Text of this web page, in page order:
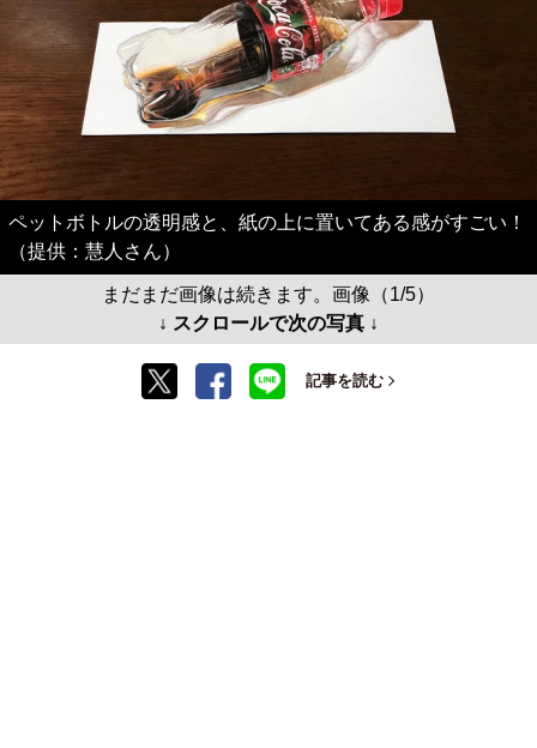
ペットボトルの透明感と、紙の上に置いてある感がすごい！
（提供：慧人さん）
まだまだ画像は続きます。画像（1/5）
↓ スクロールで次の写真 ↓
記事を読む